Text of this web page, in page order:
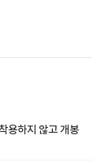
용하지 않고 개봉